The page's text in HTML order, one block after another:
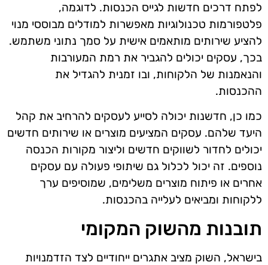
לפתח דרכים חדשות לגייס הכנסות. לדוגמה,
פלטפורמות טכנולוגיות מאפשרות למודלים מבוססי מנוי
להציע שירותים מותאמים אישית על סמך נתוני משתמש.
בכך, עסקים יכולים להגביר את רמת המעורבות
והנאמנות של הלקוחות, ובו זמנית להגדיל את
ההכנסות.
כמו כן, חדשנות יכולה לסייע לעסקים להרחיב את קהל
היעד שלהם. עסקים המציעים מוצרים או שירותים חדשים
יכולים לחדור לשווקים חדשים וליצור מקורות הכנסה
נוספים. זה יכול לכלול גם שיתופי פעולה עם עסקים
אחרים או פיתוח מוצרים משלימים, שמוסיפים ערך
ללקוחות ומביאים לעלייה בהכנסות.
תובנות מהשוק המקומי
בישראל, השוק מציב אתגרים ייחודיים לצד הזדמנויות